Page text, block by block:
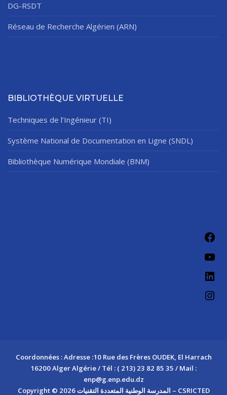
DG-RSDT
Réseau de Recherche Algérien (ARN)
BIBLIOTHÈQUE VIRTUELLE
Techniques de l’Ingénieur (TI)
Système National de Documentation en Ligne (SNDL)
Bibliothèque Numérique Mondiale (BNM)
Coordonnées : Adresse :10 Rue des Frères OUDEK, El Harrach
16200 Alger Algérie / Tél : ( 213) 23 82 85 35 / Mail :
enp@g.enp.edu.dz
Copyright © 2026 المدرسة الوطنية المتعددة التقنيات – CSRICTED